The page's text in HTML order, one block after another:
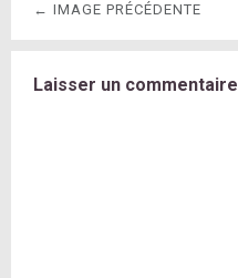
← IMAGE PRÉCÉDENTE
Laisser un commentaire